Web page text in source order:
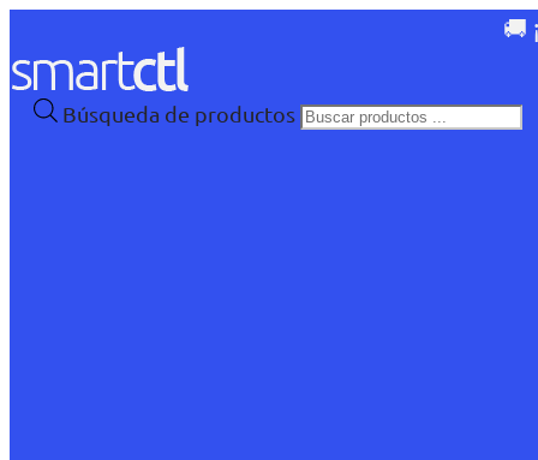
🚚
Búsqueda de productos